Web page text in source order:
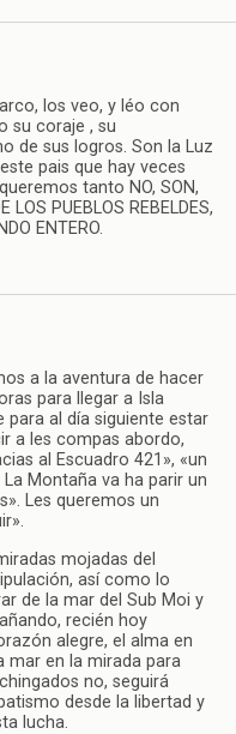
los veo, y léo con
su coraje , su
de sus logros. Son la Luz
pais que hay veces
tanto NO, SON,
LOS PUEBLOS REBELDES,
ENTERO.
a la aventura de hacer
para llegar a Isla
para al día siguiente estar
a les compas abordo,
al Escuadro 421», «un
Montaña va ha parir un
Les queremos un
mojadas del
así como lo
de la mar del Sub Moi y
recién hoy
alegre, el alma en
mar en la mirada para
no, seguirá
desde la libertad y
lucha.